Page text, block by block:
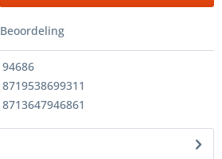
Beoordeling
94686
8719538699311
8713647946861